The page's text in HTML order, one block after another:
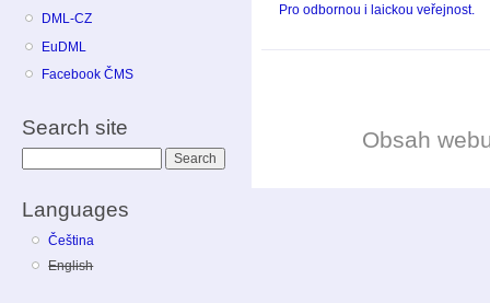
DML-CZ
EuDML
Facebook ČMS
Search site
Languages
Čeština
English
Pro odbornou i laickou veřejnost.
Obsah